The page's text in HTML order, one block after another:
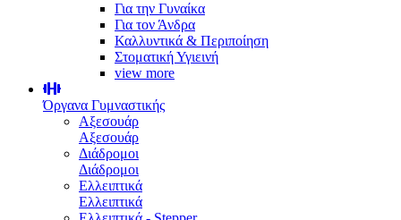
Για την Γυναίκα
Για τον Άνδρα
Καλλυντικά & Περιποίηση
Στοματική Υγιεινή
view more
Όργανα Γυμναστικής
Αξεσουάρ
Αξεσουάρ
Διάδρομοι
Διάδρομοι
Ελλειπτικά
Ελλειπτικά